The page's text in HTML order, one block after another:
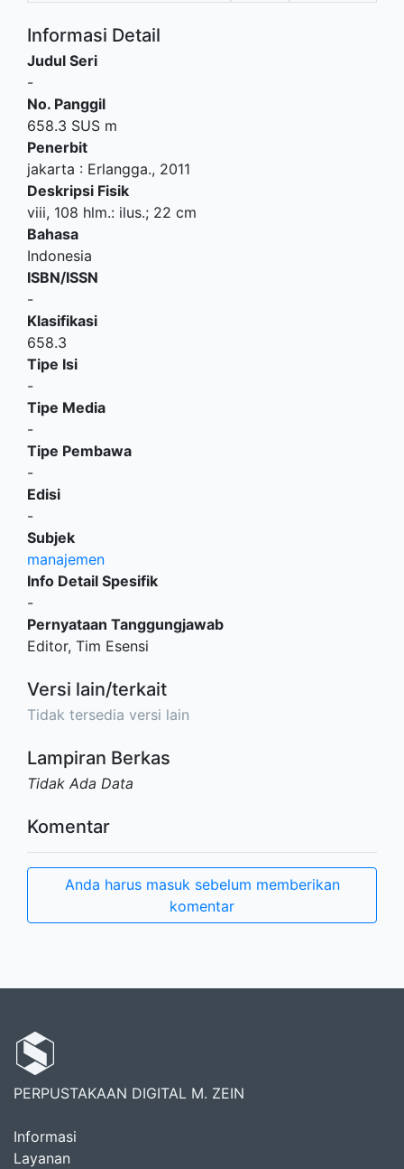
Informasi Detail
Judul Seri
-
No. Panggil
658.3 SUS m
Penerbit
jakarta : Erlangga., 2011
Deskripsi Fisik
viii, 108 hlm.: ilus.; 22 cm
Bahasa
Indonesia
ISBN/ISSN
-
Klasifikasi
658.3
Tipe Isi
-
Tipe Media
-
Tipe Pembawa
-
Edisi
-
Subjek
manajemen
Info Detail Spesifik
-
Pernyataan Tanggungjawab
Editor, Tim Esensi
Versi lain/terkait
Tidak tersedia versi lain
Lampiran Berkas
Tidak Ada Data
Komentar
Anda harus masuk sebelum memberikan
komentar
PERPUSTAKAAN DIGITAL M. ZEIN
Informasi
Layanan